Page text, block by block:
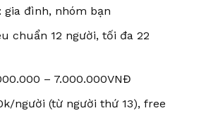
gia đình, nhóm bạn
chuẩn 12 người, tối đa 22
– 7.000.000VNĐ
người (từ người thứ 13), free